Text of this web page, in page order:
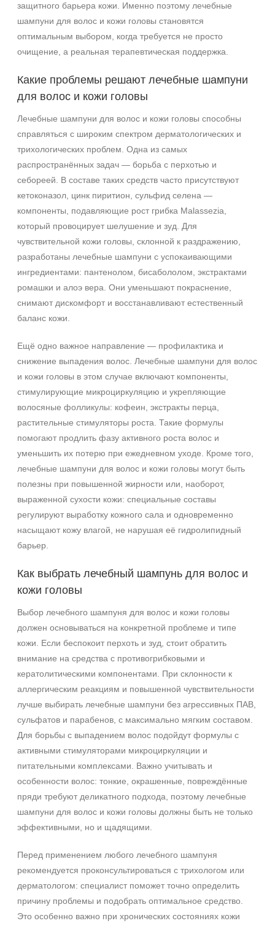
защитного барьера кожи. Именно поэтому лечебные
шампуни для волос и кожи головы становятся
оптимальным выбором, когда требуется не просто
очищение, а реальная терапевтическая поддержка.
Какие проблемы решают лечебные шампуни
для волос и кожи головы
Лечебные шампуни для волос и кожи головы способны
справляться с широким спектром дерматологических и
трихологических проблем. Одна из самых
распространённых задач — борьба с перхотью и
себореей. В составе таких средств часто присутствуют
кетоконазол, цинк пиритион, сульфид селена —
компоненты, подавляющие рост грибка Malassezia,
который провоцирует шелушение и зуд. Для
чувствительной кожи головы, склонной к раздражению,
разработаны лечебные шампуни с успокаивающими
ингредиентами: пантенолом, бисабололом, экстрактами
ромашки и алоэ вера. Они уменьшают покраснение,
снимают дискомфорт и восстанавливают естественный
баланс кожи.
Ещё одно важное направление — профилактика и
снижение выпадения волос. Лечебные шампуни для волос
и кожи головы в этом случае включают компоненты,
стимулирующие микроциркуляцию и укрепляющие
волосяные фолликулы: кофеин, экстракты перца,
растительные стимуляторы роста. Такие формулы
помогают продлить фазу активного роста волос и
уменьшить их потерю при ежедневном уходе. Кроме того,
лечебные шампуни для волос и кожи головы могут быть
полезны при повышенной жирности или, наоборот,
выраженной сухости кожи: специальные составы
регулируют выработку кожного сала и одновременно
насыщают кожу влагой, не нарушая её гидролипидный
барьер.
Как выбрать лечебный шампунь для волос и
кожи головы
Выбор лечебного шампуня для волос и кожи головы
должен основываться на конкретной проблеме и типе
кожи. Если беспокоит перхоть и зуд, стоит обратить
внимание на средства с противогрибковыми и
кератолитическими компонентами. При склонности к
аллергическим реакциям и повышенной чувствительности
лучше выбирать лечебные шампуни без агрессивных ПАВ,
сульфатов и парабенов, с максимально мягким составом.
Для борьбы с выпадением волос подойдут формулы с
активными стимуляторами микроциркуляции и
питательными комплексами. Важно учитывать и
особенности волос: тонкие, окрашенные, повреждённые
пряди требуют деликатного подхода, поэтому лечебные
шампуни для волос и кожи головы должны быть не только
эффективными, но и щадящими.
Перед применением любого лечебного шампуня
рекомендуется проконсультироваться с трихологом или
дерматологом: специалист поможет точно определить
причину проблемы и подобрать оптимальное средство.
Это особенно важно при хронических состояниях кожи